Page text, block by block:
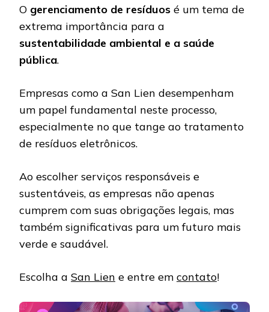
O gerenciamento de resíduos é um tema de
extrema importância para a
sustentabilidade ambiental e a saúde
pública.
Empresas como a San Lien desempenham
um papel fundamental neste processo,
especialmente no que tange ao tratamento
de resíduos eletrônicos.
Ao escolher serviços responsáveis ​​e
sustentáveis, as empresas não apenas
cumprem com suas obrigações legais, mas
também significativas para um futuro mais
verde e saudável.
Escolha a San Lien e entre em contato!